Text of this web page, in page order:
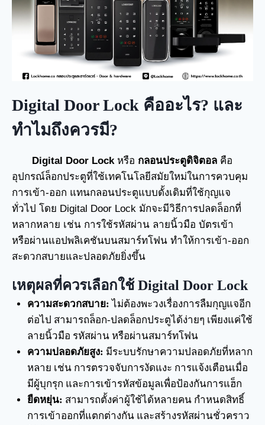
Digital Door Lock คืออะไร? และ
ทำไมถึงควรมี?
Digital Door Lock หรือ กลอนประตูดิจิตอล คือ
อุปกรณ์ล็อกประตูที่ใช้เทคโนโลยีสมัยใหม่ในการควบคุม
การเข้า-ออก แทนกลอนประตูแบบดั้งเดิมที่ใช้กุญแจ
ทั่วไป โดย Digital Door Lock มักจะมีวิธีการปลดล็อกที่
หลากหลาย เช่น การใช้รหัสผ่าน ลายนิ้วมือ บัตรเข้า
หรือผ่านแอปพลิเคชันบนสมาร์ทโฟน ทำให้การเข้า-ออก
สะดวกสบายและปลอดภัยยิ่งขึ้น
เหตุผลที่ควรเลือกใช้ Digital Door Lock
ความสะดวกสบาย: ไม่ต้องพะวงเรื่องการลืมกุญแจอีก
ต่อไป สามารถล็อก-ปลดล็อกประตูได้ง่ายๆ เพียงแค่ใช้
ลายนิ้วมือ รหัสผ่าน หรือผ่านสมาร์ทโฟน
ความปลอดภัยสูง: มีระบบรักษาความปลอดภัยที่หลาก
หลาย เช่น การตรวจจับการงัดแงะ การแจ้งเตือนเมื่อ
มีผู้บุกรุก และการเข้ารหัสข้อมูลเพื่อป้องกันการแฮ็ก
ยืดหยุ่น: สามารถตั้งค่าผู้ใช้ได้หลายคน กำหนดสิทธิ์
การเข้าออกที่แตกต่างกัน และสร้างรหัสผ่านชั่วคราว